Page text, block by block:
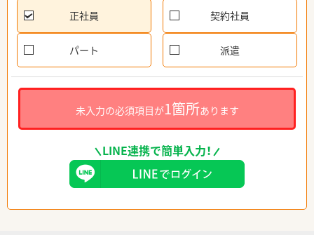
正社員 契約社員
パート 派遣
未入力の必須項目が1箇所あります
LINE連携で簡単入力！